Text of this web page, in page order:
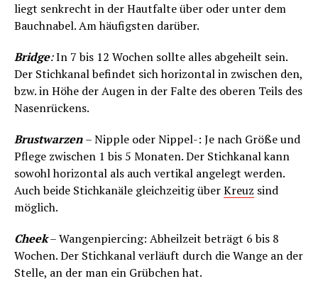
liegt senkrecht in der Hautfalte über oder unter dem
Bauchnabel. Am häufigsten darüber.
Bridge:In 7 bis 12 Wochen sollte alles abgeheilt sein.
Der Stichkanal befindet sich horizontal in zwischen den,
bzw. in Höhe der Augen in der Falte des oberen Teils des
Nasenrückens.
Brustwarzen – Nipple oder Nippel-: Je nach Größe und
Pflege zwischen 1 bis 5 Monaten. Der Stichkanal kann
sowohl horizontal als auch vertikal angelegt werden.
Auch beide Stichkanäle gleichzeitig überKreuz sind
möglich.
Cheek– Wangenpiercing: Abheilzeit beträgt 6 bis 8
Wochen. Der Stichkanal verläuft durch die Wange an der
Stelle, an der man ein Grübchen hat.